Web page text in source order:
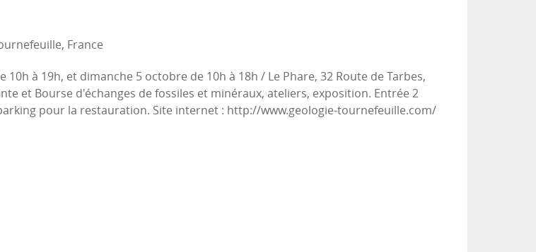
France
à 19h, et dimanche 5 octobre de 10h à 18h / Le Phare, 32 Route de Tarbes,
et Bourse d'échanges de fossiles et minéraux, ateliers, exposition. Entrée 2
pour la restauration. Site internet : http://www.geologie-tournefeuille.com/